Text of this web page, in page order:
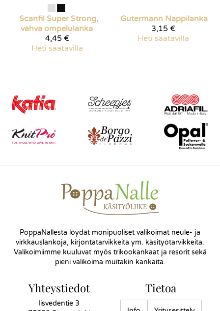
Scanfil Super Strong,
vahva ompelulanka
4,45 €
Heti saatavilla
Gutermann Nappilanka
3,15 €
Heti saatavilla
PoppaNallesta löydät monipuoliset valikoimat neule- ja
virkkauslankoja, kirjontatarvikkeita ym. käsityötarvikkeita.
Valikoimiimme kuuluvat myös trikookankaat ja resorit sekä
pieni valikoima muitakin kankaita.
Yhteystiedot
Iisvedentie 3
Tietoa